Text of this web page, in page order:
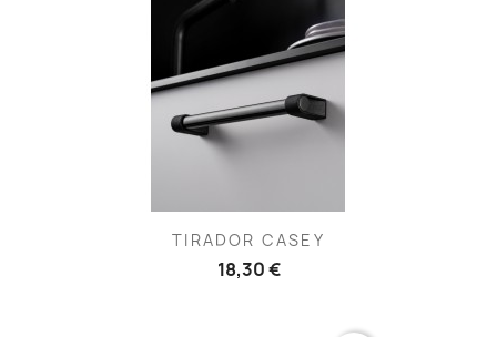
TIRADOR CASEY
18,30 €